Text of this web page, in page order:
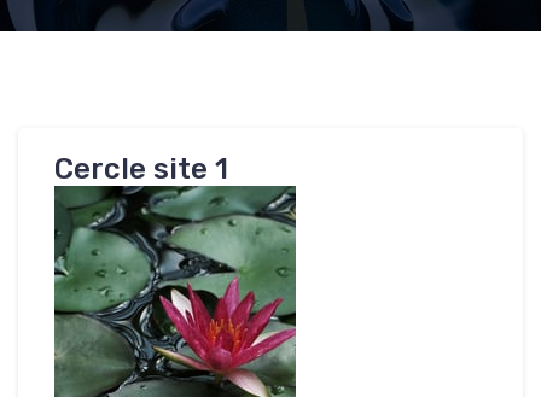
Cercle site 1